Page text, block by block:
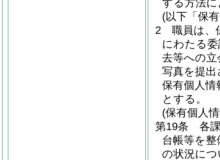
する方法
(以下「保
2
職員は、
にわたる
去等への
写真を提
保有個人
とする。
(保有個人
第19条
各
台帳等を
の状況に